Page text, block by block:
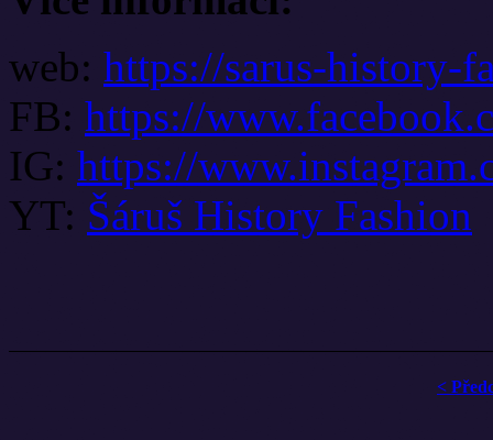
web: https://sarus-history-
FB: https://
IG: https://
YT: Šáruš History Fashion
<